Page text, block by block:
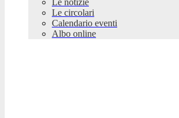
Le notizie
Le circolari
Calendario eventi
Albo online